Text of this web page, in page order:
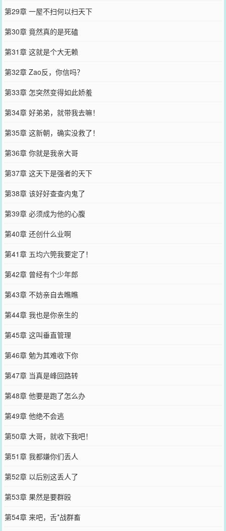
第29章 一屋不扫何以扫天下
第30章 竟然真的是死磕
第31章 这就是个大无赖
第32章 Zao反，你信吗？
第33章 怎突然变得如此娇羞
第34章 好弟弟，就带我去嘛！
第35章 这新朝，确实没救了！
第36章 你就是我亲大哥
第37章 这天下是强者的天下
第38章 该好好查查内鬼了
第39章 必须成为他的心腹
第40章 还创什么业啊
第41章 五均六筦我要定了！
第42章 曾经有个少年郎
第43章 不妨亲自去瞧瞧
第44章 我也是你亲生的
第45章 这叫垂直管理
第46章 勉为其难收下你
第47章 当真是峰回路转
第48章 他要是跑了怎么办
第49章 他绝不会逃
第50章 大哥，就收下我吧！
第51章 我都嫌你们丢人
第52章 以后别这丢人了
第53章 果然是要群殴
第54章 来吧，舌*战群畜